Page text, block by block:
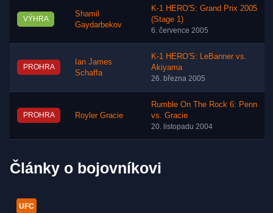
VÝHRA
Shamil
Gaydarbekov
K-1 HERO'S: Grand Prix 2005
(Stage 1)
6. července 2005
PROHRA
Ian James
Schaffa
K-1 HERO'S: LeBanner vs.
Akiyama
26. března 2005
PROHRA Royler Gracie
Rumble On The Rock 6: Penn
vs. Gracie
20. listopadu 2004
Články o bojovníkovi
UFC